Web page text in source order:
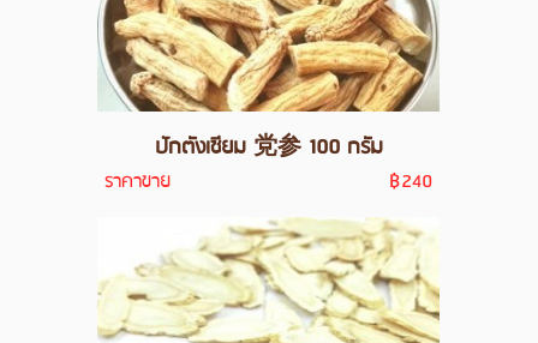
ปักตังเซียม 党参 100 กรัม
ราคาขาย ฿240